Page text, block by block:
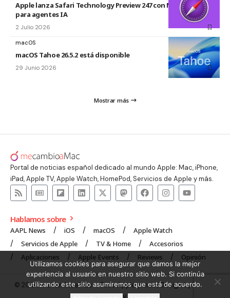
Apple lanza Safari Technology Preview 247 con MCP Server
para agentes IA
2 Julio 2026
macOS
macOS Tahoe 26.5.2 está disponible
29 Junio 2026
Mostrar más
Portal de noticias español dedicado al mundo Apple: Mac, iPhone,
iPad, Apple TV, Apple Watch, HomePod, Servicios de Apple y más.
Hablamos sobre
AAPL News iOS macOS
Apple Watch
Servicios de Apple
TV & Home
Accesorios
Aplicaciones
Apple Events Reviews Opinión
© 2008 mecambioaMac – Todo Apple y más | Design byUNXON
Utilizamos cookies para asegurar que damos la mejor
experiencia al usuario en nuestro sitio web. Si continúa
utilizando este sitio asumiremos que está de acuerdo.